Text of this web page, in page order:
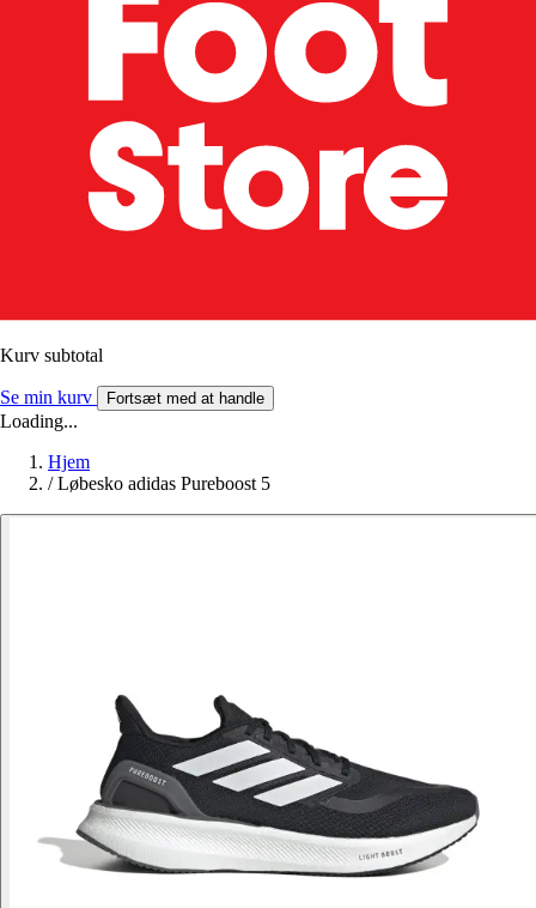
Kurv subtotal
Se min kurv Fortsæt med at handle
Loading...
Hjem
/ Løbesko adidas Pureboost 5